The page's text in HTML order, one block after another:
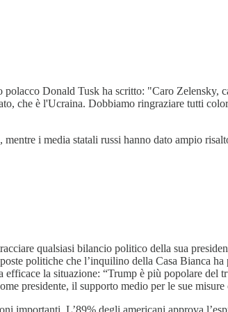
Donald Tusk ha scritto: "Caro Zelensky,
che è l'Ucraina. Dobbiamo ringraziare tutti
i media statali russi hanno dato ampio
qualsiasi bilancio politico della sua
politiche che l’inquilino della Casa Bianca
efficace la situazione: “Trump è più popolare del
presidente, il supporto medio per le sue